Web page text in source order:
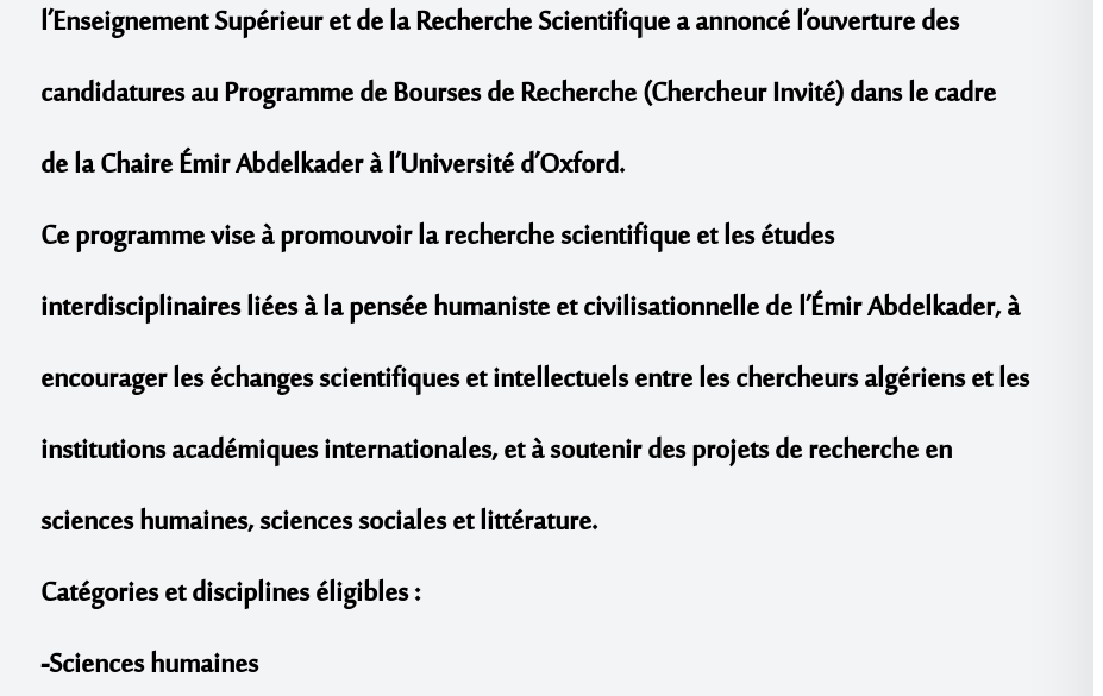
l’Enseignement Supérieur et de la Recherche Scientifique a annoncé l’ouverture des
candidatures au Programme de Bourses de Recherche (Chercheur Invité) dans le cadre
dela Chaire Émir Abdelkader à l’Université d’Oxford.
Ce programme vise à promouvoir la recherche scientifique et les études
interdisciplinaires liées à la pensée humaniste et civilisationnelle de l’Émir Abdelkader, à
encourager les échanges scientifiques et intellectuels entre les chercheurs algériens et les
institutions académiques internationales, et à soutenir des projets de recherche en
sciences humaines, sciences sociales et littérature.
Catégories et disciplines éligibles :
-Sciences humaines